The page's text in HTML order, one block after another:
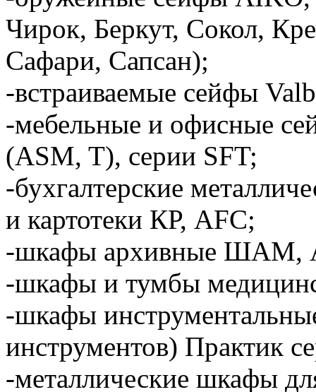
Чирок, Беркут, Сокол,
Сафари, Сапсан);
-встраиваемые сейфы
-мебельные и офисные
(ASM, T), серии SFT;
-бухгалтерские
и картотеки КР, AFC;
-шкафы архивные ШАМ,
-шкафы и тумбы
-шкафы
инструментов) Практик
-металлические шкафы